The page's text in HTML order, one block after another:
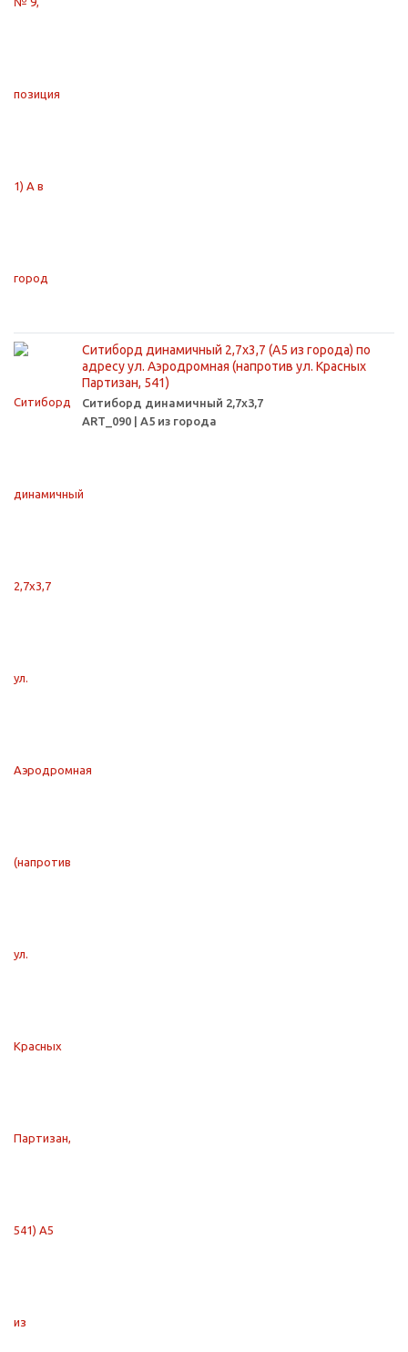
Ситиборд динамичный 2,7х3,7 (А5 из города) по
адресу ул. Аэродромная (напротив ул. Красных
Партизан, 541)
Ситиборд динамичный 2,7х3,7
ART_090 | А5 из города